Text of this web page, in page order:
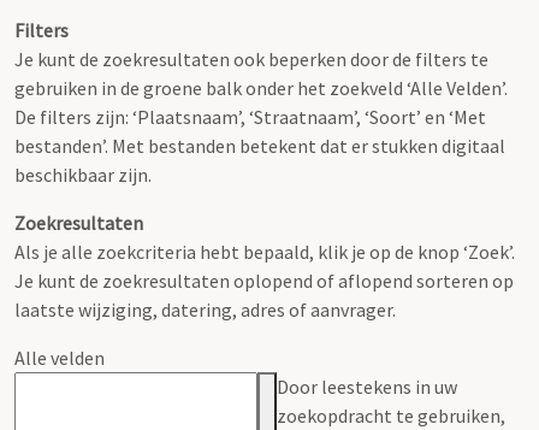
Filters
Je kunt de zoekresultaten ook beperken door de filters te
gebruiken in de groene balk onder het zoekveld ‘Alle Velden’.
De filters zijn: ‘Plaatsnaam’, ‘Straatnaam’, ‘Soort’ en ‘Met
bestanden’. Met bestanden betekent dat er stukken digitaal
beschikbaar zijn.
Zoekresultaten
Als je alle zoekcriteria hebt bepaald, klik je op de knop ‘Zoek’.
Je kunt de zoekresultaten oplopend of aflopend sorteren op
laatste wijziging, datering, adres of aanvrager.
Alle velden
Door leestekens in uw
zoekopdracht te gebruiken,